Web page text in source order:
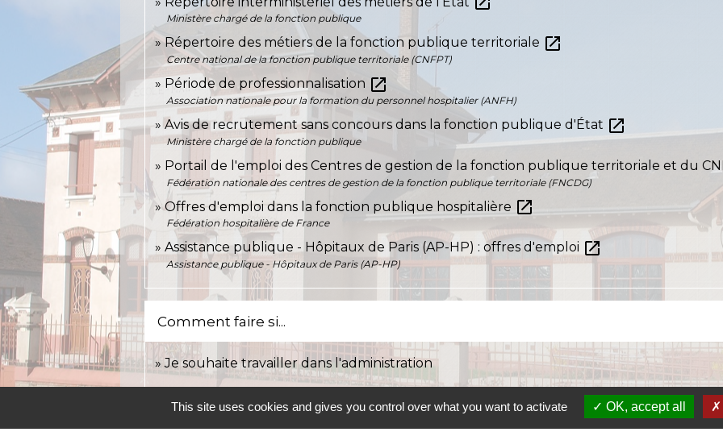
Ministère chargé de la fonction publique
Répertoire des métiers de la fonction publique territoriale open_in_new
Centre national de la fonction publique territoriale (CNFPT)
Période de professionnalisation open_in_new
Association nationale pour la formation du personnel hospitalier (ANFH)
Avis de recrutement sans concours dans la fonction publique d'État open_in_new
Ministère chargé de la fonction publique
Portail de l'emploi des Centres de gestion de la fonction publique territoriale et du
Fédération nationale des centres de gestion de la fonction publique territoriale (FNCDG)
Offres d'emploi dans la fonction publique hospitalière open_in_new
Fédération hospitalière de France
Assistance publique - Hôpitaux de Paris (AP-HP) : offres d'emploi open_in_new
Assistance publique - Hôpitaux de Paris (AP-HP)
Comment faire si...
Je souhaite travailler dans l'administration
This site uses cookies and gives you control over what you want to activate OK, accept all